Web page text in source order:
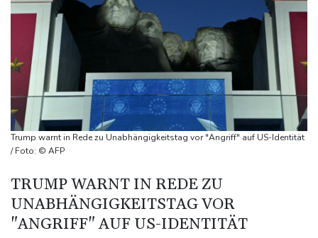
stärker überprüfen
Röwekamp: Innenministerium muss zentral für Drohnenabwehr
zuständig sein
Trump unternimmt neuen Vorstoß im Streit um US-
Staatsbürgerschaft
Erdogan reist zu Dreier-Gipfel mit Pakistan nach Saudi-Arabien
58 Soldaten im Jemen bei Huthi-Angriffen getötet - Regierung
kündigt Vergeltung an
Jemen: 38 Soldaten bei Huthi-Angriffen getötet - Regierung
kündigt Vergeltung an
Mindestens zwei Tote bei Bombenexplosion in Kleinbus nahe
Trump warnt in Rede zu Unabhängigkeitstag vor "Angriff" auf US-Identität
/ Foto: © AFP
TRUMP WARNT IN REDE ZU
UNABHÄNGIGKEITSTAG VOR
"ANGRIFF" AUF US-IDENTITÄT